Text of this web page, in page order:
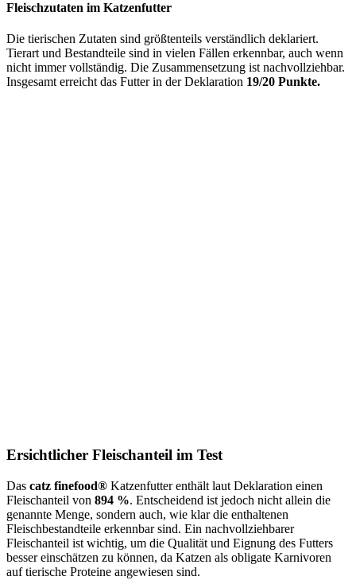
Fleischzutaten im Katzenfutter
Die tierischen Zutaten sind größtenteils verständlich deklariert.
Tierart und Bestandteile sind in vielen Fällen erkennbar, auch wenn
nicht immer vollständig. Die Zusammensetzung ist nachvollziehbar.
Insgesamt erreicht das Futter in der Deklaration 19/20 Punkte.
Ersichtlicher Fleischanteil im Test
Das catz finefood® Katzenfutter enthält laut Deklaration einen
Fleischanteil von 894 %. Entscheidend ist jedoch nicht allein die
genannte Menge, sondern auch, wie klar die enthaltenen
Fleischbestandteile erkennbar sind. Ein nachvollziehbarer
Fleischanteil ist wichtig, um die Qualität und Eignung des Futters
besser einschätzen zu können, da Katzen als obligate Karnivoren
auf tierische Proteine angewiesen sind.